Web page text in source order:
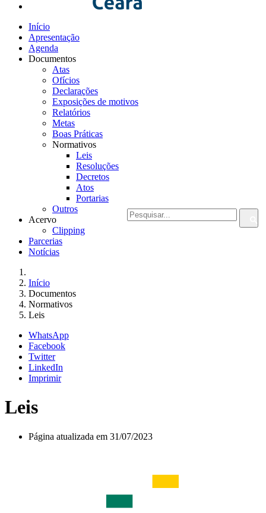
Início
Apresentação
Agenda
Documentos
Atas
Ofícios
Declarações
Exposições de motivos
Relatórios
Metas
Boas Práticas
Normativos
Leis
Resoluções
Decretos
Atos
Portarias
Outros
Acervo
Clipping
Parcerias
Notícias
Início
Documentos
Normativos
Leis
WhatsApp
Facebook
Twitter
LinkedIn
Imprimir
Leis
Página atualizada em 31/07/2023